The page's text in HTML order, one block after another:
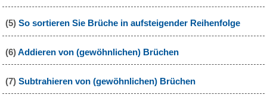
(5) So sortieren Sie Brüche in aufsteigender Reihenfolge
(6)Addieren von (gewöhnlichen) Brüchen
(7) Subtrahieren von (gewöhnlichen) Brüchen